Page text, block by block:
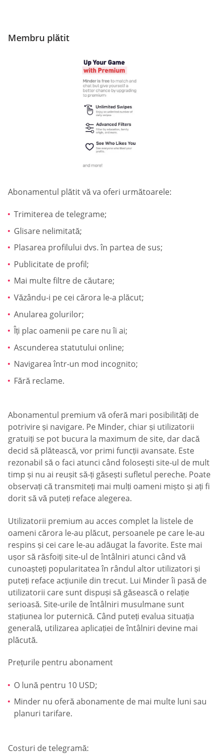
Membru plătit
Abonamentul plătit vă va oferi următoarele:
Trimiterea de telegrame;
Glisare nelimitată;
Plasarea profilului dvs. în partea de sus;
Publicitate de profil;
Mai multe filtre de căutare;
Văzându-i pe cei cărora le-a plăcut;
Anularea golurilor;
Îți plac oamenii pe care nu îi ai;
Ascunderea statutului online;
Navigarea într-un mod incognito;
Fără reclame.
Abonamentul premium vă oferă mari posibilități de
potrivire și navigare. Pe Minder, chiar și utilizatorii
gratuiți se pot bucura la maximum de site, dar dacă
decid să plătească, vor primi funcții avansate. Este
rezonabil să o faci atunci când folosești site-ul de mult
timp și nu ai reușit să-ți găsești sufletul pereche. Poate
observați că transmiteți mai mulți oameni mișto și ați fi
dorit să vă puteți reface alegerea.
Utilizatorii premium au acces complet la listele de
oameni cărora le-au plăcut, persoanele pe care le-au
respins și cei care le-au adăugat la favorite. Este mai
ușor să răsfoiți site-ul de întâlniri atunci când vă
cunoașteți popularitatea în rândul altor utilizatori și
puteți reface acțiunile din trecut. Lui Minder îi pasă de
utilizatorii care sunt dispuși să găsească o relație
serioasă. Site-urile de întâlniri musulmane sunt
stațiunea lor puternică. Când puteți evalua situația
generală, utilizarea aplicației de întâlniri devine mai
plăcută.
Prețurile pentru abonament
O lună pentru 10 USD;
Minder nu oferă abonamente de mai multe luni sau
planuri tarifare.
Costuri de telegramă: